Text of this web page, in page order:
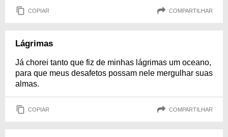
COPIAR COMPARTILHAR
Lágrimas
Já chorei tanto que fiz de minhas lágrimas um oceano,
para que meus desafetos possam nele mergulhar suas
almas.
COPIAR COMPARTILHAR